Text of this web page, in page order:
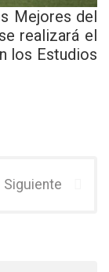
Mejores del
realizará el
los Estudios
Siguiente